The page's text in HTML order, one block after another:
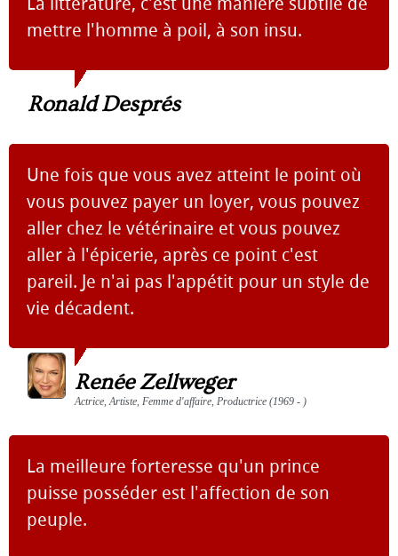
mettre l'homme à poil, à son insu.
Ronald Després
Une fois que vous avez atteint le point où
vous pouvez payer un loyer, vous pouvez
aller chez le vétérinaire et vous pouvez
aller à l'épicerie, après ce point c'est
pareil. Je n'ai pas l'appétit pour un style de
vie décadent.
Renée Zellweger
Actrice, Artiste, Femme d'affaire, Productrice (1969 - )
La meilleure forteresse qu'un prince
puisse posséder est l'affection de son
peuple.